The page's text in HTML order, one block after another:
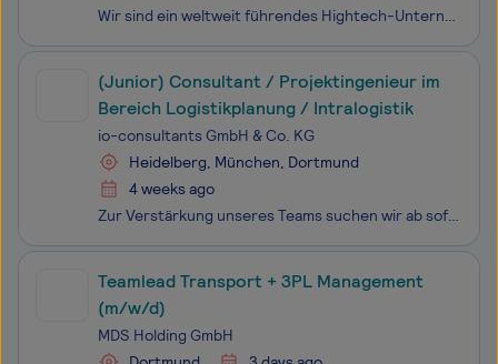
Wir sind ein weltweit führendes Hightech-Unternehmen, das maskenlose Nanofabrikationssysteme und strukturgebende Verfahren im Nanobereich entwickelt. Geprägt von einem dynamischen Umfeld an der Spitze des globalen technologischen Fortschritts von morgen, sind wir auf der Suche nach Herausforderern,
(Junior) Consultant / Projektingenieur im
Bereich Logistikplanung / Intralogistik
io-consultants GmbH & Co. KG
Heidelberg, München, Dortmund
4 weeks ago
Zur Verstärkung unseres Teams suchen wir ab sofort motivierte Berufseinsteiger sowie Berufserfahrene, die sich im Bereich Logistik verwirklichen möchten. Als Berater (w/m/d) gestaltest du innovative Logistikzentren von der ersten Idee, über die Planung bis hin zur Realisierung in vielfältigen P
Teamlead Transport + 3PL Management
(m/w/d)
MDS Holding GmbH